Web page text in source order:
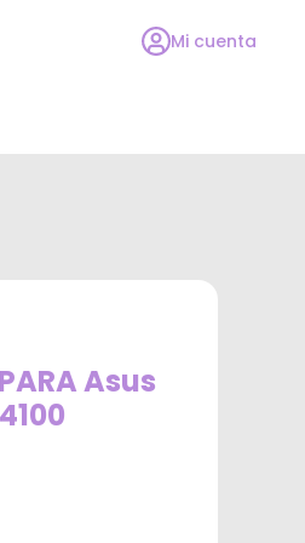
Mi cuenta
Asus